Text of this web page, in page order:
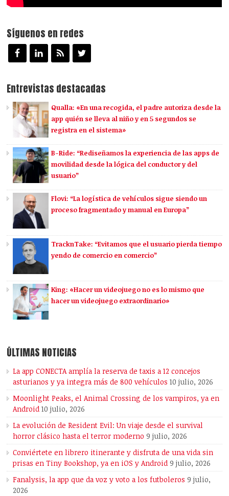
Síguenos en redes
Entrevistas destacadas
Qualla: «En una recogida, el padre autoriza desde la
app quién se lleva al niño y en 5 segundos se
registra en el sistema»
B-Ride: “Rediseñamos la experiencia de las apps de
movilidad desde la lógica del conductor y del
usuario”
Flovi: “La logística de vehículos sigue siendo un
proceso fragmentado y manual en Europa”
TracknTake: “Evitamos que el usuario pierda tiempo
yendo de comercio en comercio”
King: «Hacer un videojuego no es lo mismo que
hacer un videojuego extraordinario»
ÚLTIMAS NOTICIAS
La app CONECTA amplía la reserva de taxis a 12 concejos
asturianos y ya integra más de 800 vehículos 10 julio, 2026
Moonlight Peaks, el Animal Crossing de los vampiros, ya en
Android 10 julio, 2026
La evolución de Resident Evil: Un viaje desde el survival
horror clásico hasta el terror moderno 9 julio, 2026
Conviértete en librero itinerante y disfruta de una vida sin
prisas en Tiny Bookshop, ya en iOS y Android 9 julio, 2026
Fanalysis, la app que da voz y voto a los futboleros 9 julio,
2026